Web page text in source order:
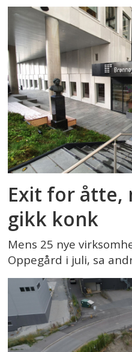
Exit for åtte,
gikk konk
Mens 25 nye
Oppegård i juli, sa